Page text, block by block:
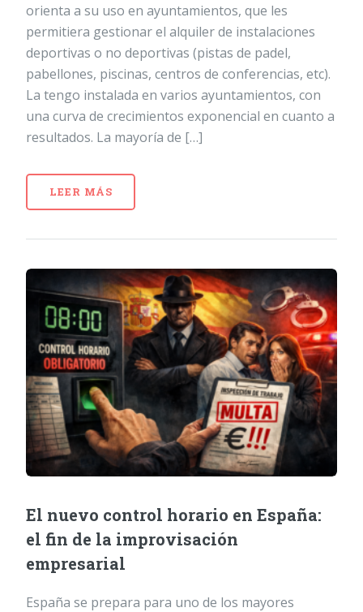
orienta a su uso en ayuntamientos, que les
permitiera gestionar el alquiler de instalaciones
deportivas o no deportivas (pistas de padel,
pabellones, piscinas, centros de conferencias, etc).
La tengo instalada en varios ayuntamientos, con
una curva de crecimientos exponencial en cuanto a
resultados. La mayoría de […]
LEER MÁS
El nuevo control horario en España:
el fin de la improvisación
empresarial
España se prepara para uno de los mayores